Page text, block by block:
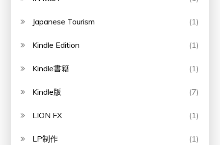
Japanese Tourism (1)
Kindle Edition (1)
Kindle書籍 (1)
Kindle版 (7)
LION FX (1)
LP制作 (1)